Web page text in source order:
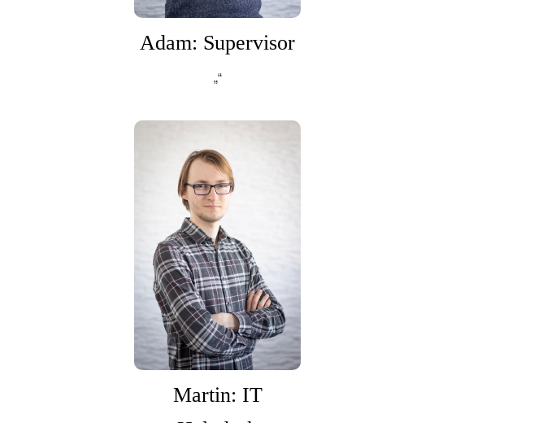
Adam: Supervisor
„“
Martin: IT